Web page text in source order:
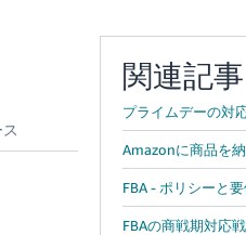
関連記事
プライムデーの対
Amazonに商品を
FBA - ポリシーと
FBAの商戦期対応